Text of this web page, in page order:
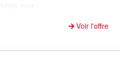
vous i...
Voir l'offre